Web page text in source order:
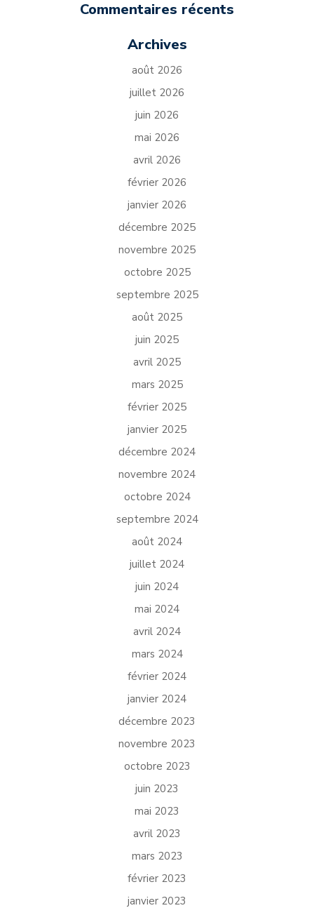
Commentaires récents
Archives
août 2026
juillet 2026
juin 2026
mai 2026
avril 2026
février 2026
janvier 2026
décembre 2025
novembre 2025
octobre 2025
septembre 2025
août 2025
juin 2025
avril 2025
mars 2025
février 2025
janvier 2025
décembre 2024
novembre 2024
octobre 2024
septembre 2024
août 2024
juillet 2024
juin 2024
mai 2024
avril 2024
mars 2024
février 2024
janvier 2024
décembre 2023
novembre 2023
octobre 2023
juin 2023
mai 2023
avril 2023
mars 2023
février 2023
janvier 2023